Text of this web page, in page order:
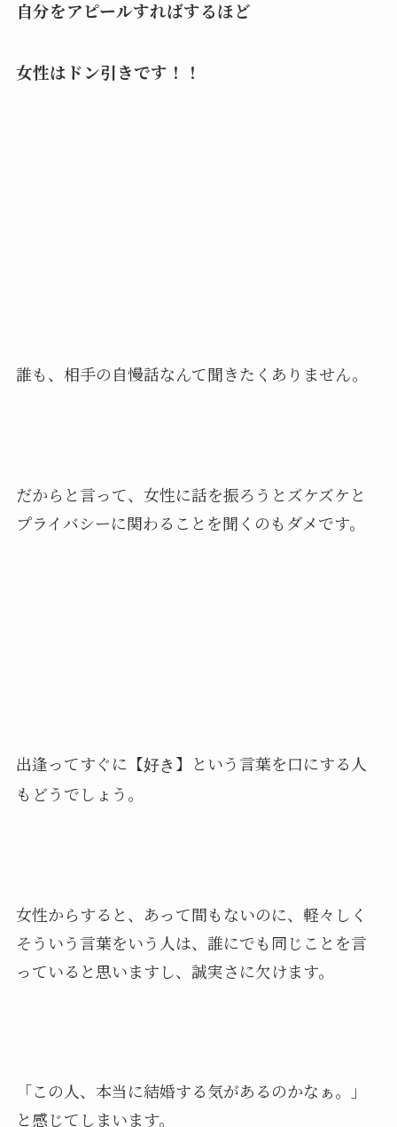
自分をアピールすればするほど
女性はドン引きです！！
誰も、相手の自慢話なんて聞きたくありません。
だからと言って、女性に話を振ろうとズケズケと
プライバシーに関わることを聞くのもダメです。
出逢ってすぐに【好き 】という言葉を口にする人
もどうでしょう。
女性からすると、あって間もないのに、軽々しく
そういう言葉をいう人は、誰にでも同じことを言
っていると思いますし、誠実さに欠けます。
「この人、本当に結婚する気があるのかなぁ。」
と感じてしまいます。